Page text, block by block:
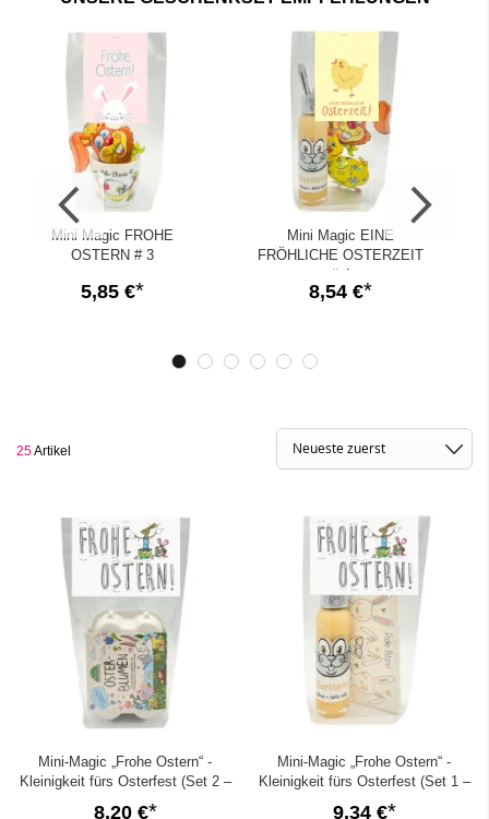
Fertig gepackt zum direkt Verschenken!
Mini Magic FROHE
OSTERN # 3
5,85 €
Mini Magic EINE
FRÖHLICHE OSTERZEIT
# 4
8,54 €
25Artikel
Mini-Magic „Frohe Ostern“ -
Kleinigkeit fürs Osterfest (Set 2 –
8,20 €
Mini-Magic „Frohe Ostern“ -
Kleinigkeit fürs Osterfest (Set 1 –
9,34 €